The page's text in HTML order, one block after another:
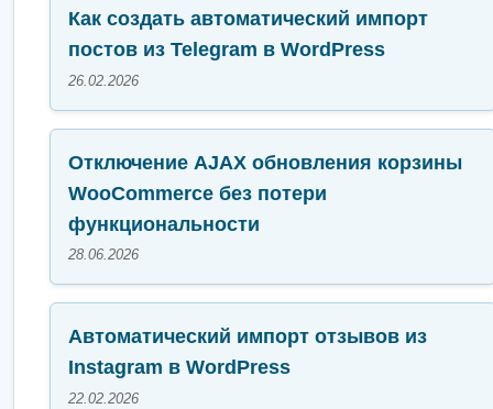
Как создать автоматический импорт
постов из Telegram в WordPress
26.02.2026
Отключение AJAX обновления корзины
WooCommerce без потери
функциональности
28.06.2026
Автоматический импорт отзывов из
Instagram в WordPress
22.02.2026